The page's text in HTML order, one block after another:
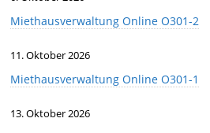
Miethausverwaltung Online O301-2
11. Oktober 2026
Miethausverwaltung Online O301-1
13. Oktober 2026